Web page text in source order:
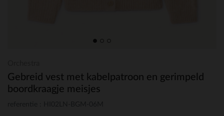
Gebreid vest met kabelpatroon en gerimpeld
boordkraagje meisjes